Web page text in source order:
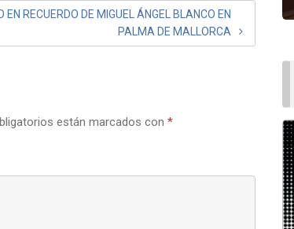
EN RECUERDO DE MIGUEL ÁNGEL BLANCO EN
PALMA DE MALLORCA
están marcados con *